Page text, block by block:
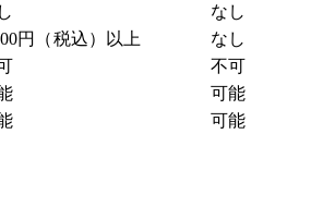
なし
円（税込）以上 なし
不可
可能
可能